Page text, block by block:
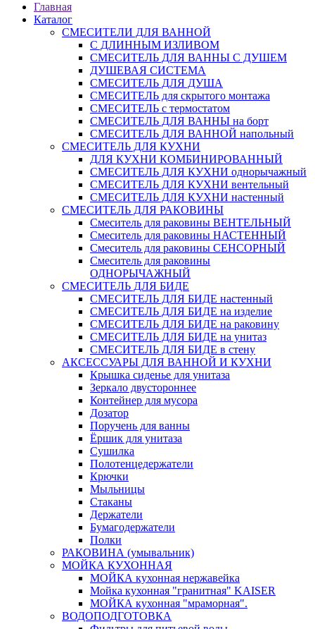
Главная
Каталог
СМЕСИТЕЛИ ДЛЯ ВАННОЙ
С ДЛИННЫМ ИЗЛИВОМ
СМЕСИТЕЛЬ ДЛЯ ВАННЫ С ДУШЕМ
ДУШЕВАЯ СИСТЕМА
СМЕСИТЕЛЬ ДЛЯ ДУША
СМЕСИТЕЛЬ для скрытого монтажа
СМЕСИТЕЛЬ с термостатом
СМЕСИТЕЛЬ ДЛЯ ВАННЫ на борт
СМЕСИТЕЛЬ ДЛЯ ВАННОЙ напольный
СМЕСИТЕЛЬ ДЛЯ КУХНИ
ДЛЯ КУХНИ КОМБИНИРОВАННЫЙ
СМЕСИТЕЛЬ ДЛЯ КУХНИ однорычажный
СМЕСИТЕЛЬ ДЛЯ КУХНИ вентельный
СМЕСИТЕЛЬ ДЛЯ КУХНИ настенный
СМЕСИТЕЛЬ ДЛЯ РАКОВИНЫ
Смеситель для раковины ВЕНТЕЛЬНЫЙ
Смеситель для раковины НАСТЕННЫЙ
Смеситель для раковины СЕНСОРНЫЙ
Смеситель для раковины
ОДНОРЫЧАЖНЫЙ
СМЕСИТЕЛЬ ДЛЯ БИДЕ
СМЕСИТЕЛЬ ДЛЯ БИДЕ настенный
СМЕСИТЕЛЬ ДЛЯ БИДЕ на изделие
СМЕСИТЕЛЬ ДЛЯ БИДЕ на раковину
СМЕСИТЕЛЬ ДЛЯ БИДЕ на унитаз
СМЕСИТЕЛЬ ДЛЯ БИДЕ в стену
АКСЕССУАРЫ ДЛЯ ВАННОЙ И КУХНИ
Крышка сиденье для унитаза
Зеркало двустороннее
Контейнер для мусора
Дозатор
Поручень для ванны
Ёршик для унитаза
Сушилка
Полотенцедержатели
Крючки
Мыльницы
Стаканы
Держатели
Бумагодержатели
Полки
РАКОВИНА (умывальник)
МОЙКА КУХОННАЯ
МОЙКА кухонная нержавейка
Мойка кухонная "гранитная" KAISER
МОЙКА кухонная "мраморная".
ВОДОПОДГОТОВКА